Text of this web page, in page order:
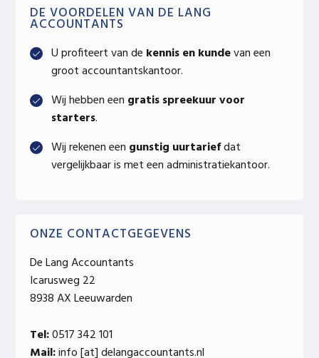
Primary
Sidebar
DE VOORDELEN VAN DE LANG
ACCOUNTANTS
U profiteert van de kennis en kundevan een
groot accountantskantoor.
Wij hebben een gratis spreekuur voor
starters.
Wij rekenen een gunstig uurtariefdat
vergelijkbaar is met een administratiekantoor.
ONZE CONTACTGEGEVENS
De Lang Accountants
Icarusweg 22
8938 AX Leeuwarden
Tel:0517 342 101
Mail:info [at] delangaccountants.nl